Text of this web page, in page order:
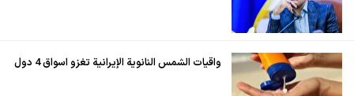
واقيات الشمس النانوية الإيرانية تغزو اسواق 4 دول